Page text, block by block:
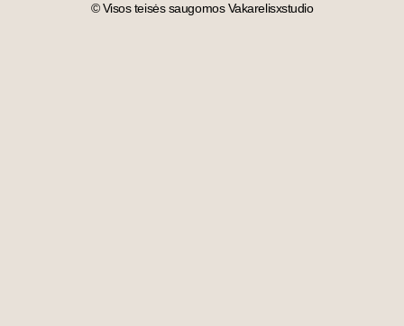
© Visos teisės saugomos Vakarelisxstudio